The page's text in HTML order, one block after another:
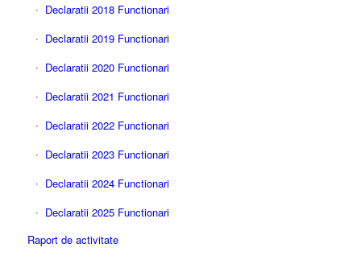
Declaratii 2018 Functionari
Declaratii 2019 Functionari
Declaratii 2020 Functionari
Declaratii 2021 Functionari
Declaratii 2022 Functionari
Declaratii 2023 Functionari
Declaratii 2024 Functionari
Declaratii 2025 Functionari
Raport de activitate